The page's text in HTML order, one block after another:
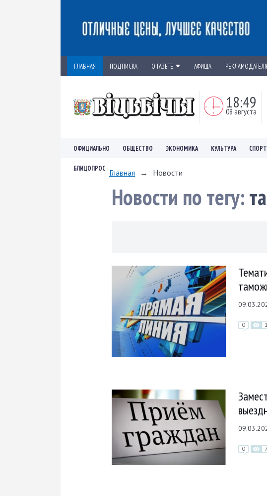
ГЛАВНАЯ ПОДПИСКА О ГАЗЕТЕ АФИША
18:49
08 августа
ОФИЦИАЛЬНО ОБЩЕСТВО ЭКОНОМИКА КУЛЬТУРА СПОРТ
БЛИЦОПРОС Главная → Новости
Новости по тегу:
0
0